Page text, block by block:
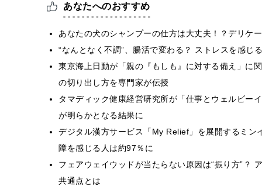
あなたへのおすすめ
あなたの犬のシャンプーの仕方は大丈夫！？デリケ
“なんとなく不調”、腸活で変わる？ ストレスを感じ
東京海上⽇動が「親の『もしも』に対する備え」に
の切り出し方を専門家が伝授
タマディック健康経営研究所が「仕事とウェルビー
が明らかとなる結果に
デジタル漢方サービス「My Relief」を展開するミン
障を感じる人は約97％に
フェアウェイウッドが当たらない原因は“振り方”？
共通点とは